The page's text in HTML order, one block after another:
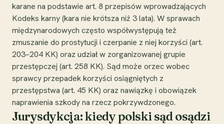
karane na podstawie art. 8 przepisów wprowadzających
Kodeks karny (kara nie krótsza niż 3 lata). W sprawach
międzynarodowych często współwystępują też
zmuszanie do prostytucji i czerpanie z niej korzyści (art.
203–204 KK) oraz udział w zorganizowanej grupie
przestępczej (art. 258 KK). Sąd może orzec wobec
sprawcy przepadek korzyści osiągniętych z
przestępstwa (art. 45 KK) oraz nawiązkę i obowiązek
naprawienia szkody na rzecz pokrzywdzonego.
Jurysdykcja: kiedy polski sąd osądzi